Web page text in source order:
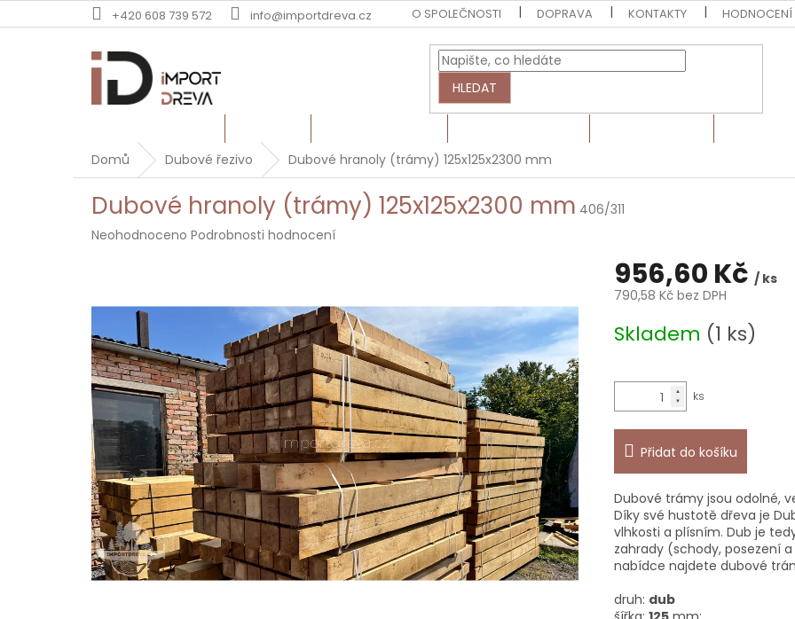
na
+420 608 739 572 info@importdreva.cz O SPOLEČNOSTI DOPRAVA KONTAKTY HODNOCENÍ
HLEDAT
Domů Dubové řezivo Dubové hranoly (trámy) 125x125x2300 mm
Dubové hranoly (trámy) 125x125x2300 mm 406/311
Průměrné
0,0
5
hvězdiček.
Neohodnoceno Podrobnosti hodnocení
956,60 Kč / ks
790,58 Kč bez DPH
cena:
Skladem (1 ks)
Přidat do košíku
Dubové trámy jsou odolné,
Díky své hustotě dřeva je
vlhkosti a plísním. Dub je
zahrady (schody, posezení
nabídce najdete dubové
druh: dub